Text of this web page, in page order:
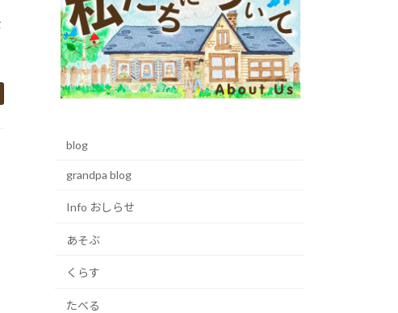
blog
grandpa blog
Info おしらせ
あそぶ
くらす
たべる